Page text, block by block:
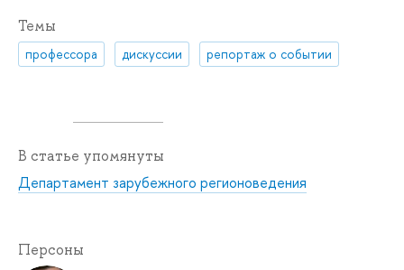
Темы
профессора дискуссии репортаж о событии
В статье упомянуты
Департамент зарубежного регионоведения
Персоны